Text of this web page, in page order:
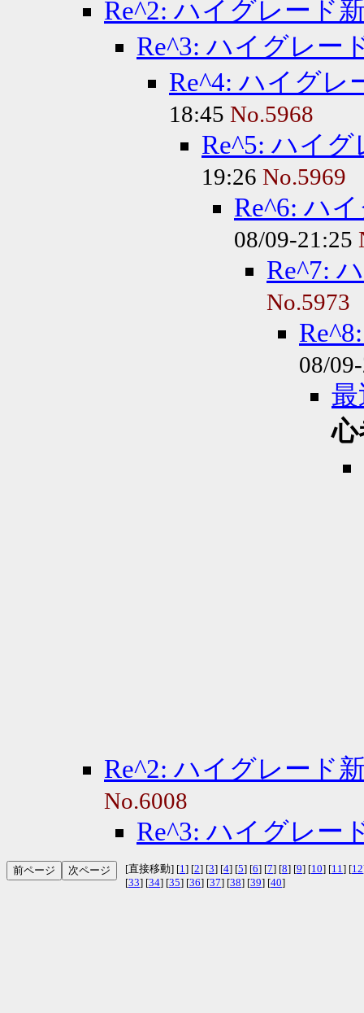
Re^2: ハイグレード
Re^3: ハイグレー
Re^4: ハイグレ
18:45 No.5968
Re^5: ハイ
19:26 No.5969
Re^6: ハ
08/09-21:25
Re^7:
No.5973
08/
Re^2: ハイグレード
No.6008
Re^3: ハイグレー
[直接移動] [1] [2] [3] [4] [5] [6] [7] [8] [9] [10] [11] [12
[33] [34] [35] [36] [37] [38] [39] [40]